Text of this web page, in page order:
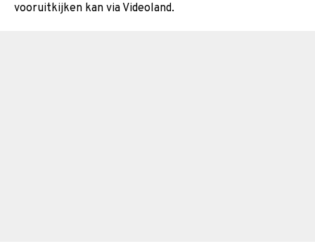
vooruitkijken kan via Videoland.